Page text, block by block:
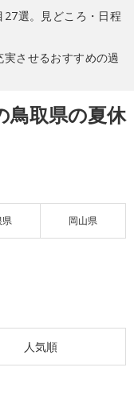
27選。見どころ・日程
実させるおすすめの過
鳥取県の夏休
県 岡山県
人気順